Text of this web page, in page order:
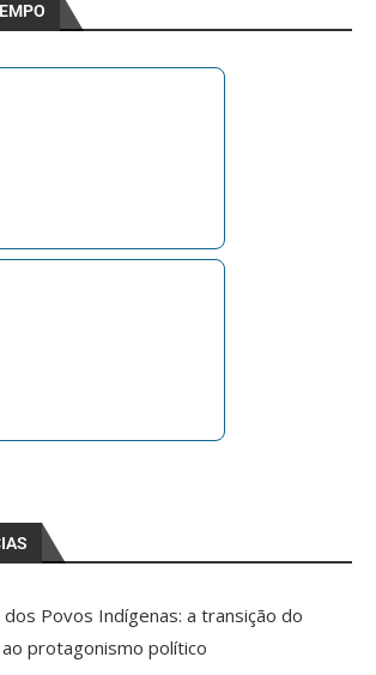
Povos Indígenas: a transição do
protagonismo político